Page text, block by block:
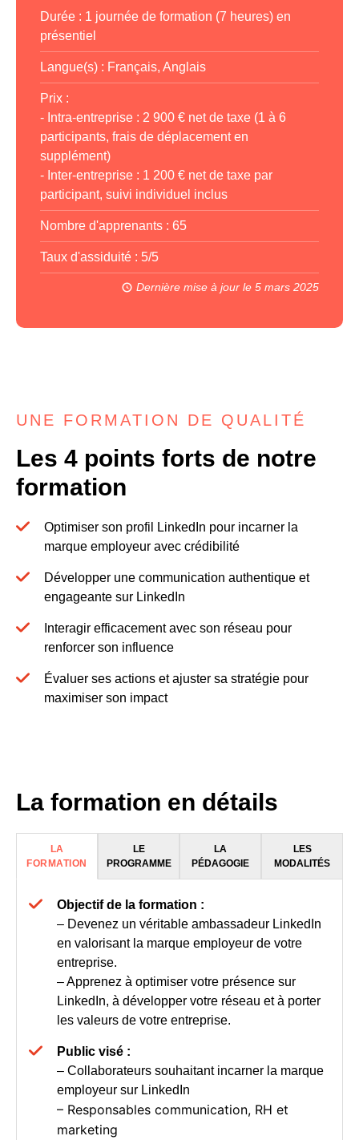
UNE FORMATION DE QUALITÉ
Les 4 points forts de notre
formation
Optimiser son profil LinkedIn pour incarner la
marque employeur avec crédibilité
Développer une communication authentique et
engageante sur LinkedIn
Interagir efficacement avec son réseau pour
renforcer son influence
Évaluer ses actions et ajuster sa stratégie pour
maximiser son impact
La formation en détails
LA
FORMATION
LE
PROGRAMME
LA
PÉDAGOGIE
LES
MODALITÉS
Objectif de la formation :
– Devenez un véritable ambassadeur LinkedIn
en valorisant la marque employeur de votre
entreprise.
– Apprenez à optimiser votre présence sur
LinkedIn, à développer votre réseau et à porter
les valeurs de votre entreprise.
Public visé :
– Collaborateurs souhaitant incarner la marque
employeur sur LinkedIn
– Responsables communication, RH et
marketing
Durée : 1 journée de formation (7 heures) en
présentiel
Langue(s) : Français, Anglais
Prix :
- Intra-entreprise : 2 900 € net de taxe (1 à 6
participants, frais de déplacement en
supplément)
- Inter-entreprise : 1 200 € net de taxe par
participant, suivi individuel inclus
Nombre d'apprenants : 65
Taux d'assiduité : 5/5
Dernière mise à jour le 5 mars 2025